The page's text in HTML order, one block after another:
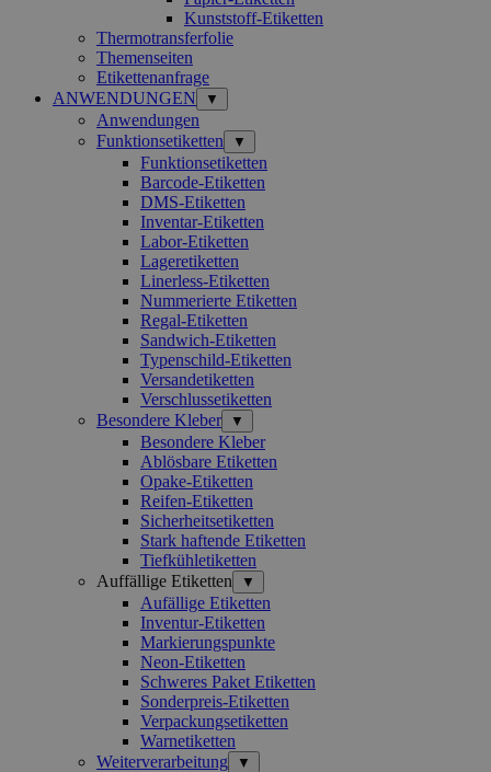
Kunststoff-Etiketten
Thermotransferfolie
Themenseiten
Etikettenanfrage
ANWENDUNGEN
▼
Anwendungen
Funktionsetiketten
▼
Funktionsetiketten
Barcode-Etiketten
DMS-Etiketten
Inventar-Etiketten
Labor-Etiketten
Lageretiketten
Linerless-Etiketten
Nummerierte Etiketten
Regal-Etiketten
Sandwich-Etiketten
Typenschild-Etiketten
Versandetiketten
Verschlussetiketten
Besondere Kleber
▼
Besondere Kleber
Ablösbare Etiketten
Opake-Etiketten
Reifen-Etiketten
Sicherheitsetiketten
Stark haftende Etiketten
Tiefkühletiketten
Auffällige Etiketten
▼
Aufällige Etiketten
Inventur-Etiketten
Markierungspunkte
Neon-Etiketten
Schweres Paket Etiketten
Sonderpreis-Etiketten
Verpackungsetiketten
Warnetiketten
Weiterverarbeitung
▼